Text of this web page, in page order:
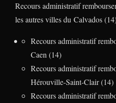
Recours administratif
les autres villes du Calvados
Recours administratif
Caen (14)
Recours administratif
Hérouville-Saint-Clair (14)
Recours administratif